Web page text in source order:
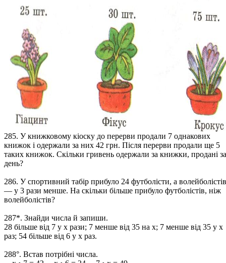
285. У книжковому кіоску до перерви продали 7 однакових
книжок і одержали за них 42 грн. Після перерви продали ще 5
таких книжок. Скільки гривень одержали за книжки, продані за
день?
286. У спортивний табір прибуло 24 футболісти, а волейболістів
— у 3 рази менше. На скільки більше прибуло футболістів, ніж
волейболістів?
287*. Знайди числа й запиши.
28 більше від 7 у х рази; 7 менше від 35 на х; 7 менше від 35 у х
раз; 54 більше від 6 у х раз.
288°. Встав потрібні числа.